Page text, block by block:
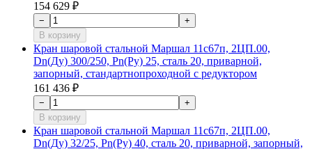
154 629 ₽
−
+
В корзину
Кран шаровой стальной Маршал 11с67п, 2ЦП.00,
Dn(Ду) 300/250, Рn(Ру) 25, сталь 20, приварной,
запорный, стандартнопроходной с редуктором
161 436 ₽
−
+
В корзину
Кран шаровой стальной Маршал 11с67п, 2ЦП.00,
Dn(Ду) 32/25, Рn(Ру) 40, сталь 20, приварной, запорный,